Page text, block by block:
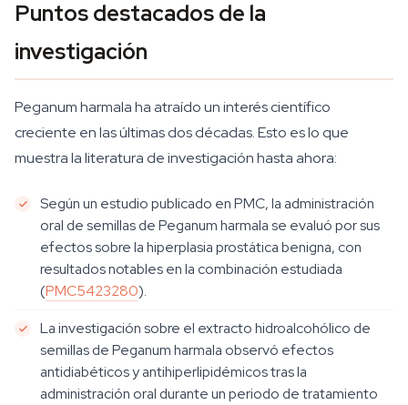
Puntos destacados de la
investigación
Peganum harmala ha atraído un interés científico
creciente en las últimas dos décadas. Esto es lo que
muestra la literatura de investigación hasta ahora:
Según un estudio publicado en PMC, la administración
oral de semillas de Peganum harmala se evaluó por sus
efectos sobre la hiperplasia prostática benigna, con
resultados notables en la combinación estudiada
(PMC5423280).
La investigación sobre el extracto hidroalcohólico de
semillas de Peganum harmala observó efectos
antidiabéticos y antihiperlipidémicos tras la
administración oral durante un periodo de tratamiento